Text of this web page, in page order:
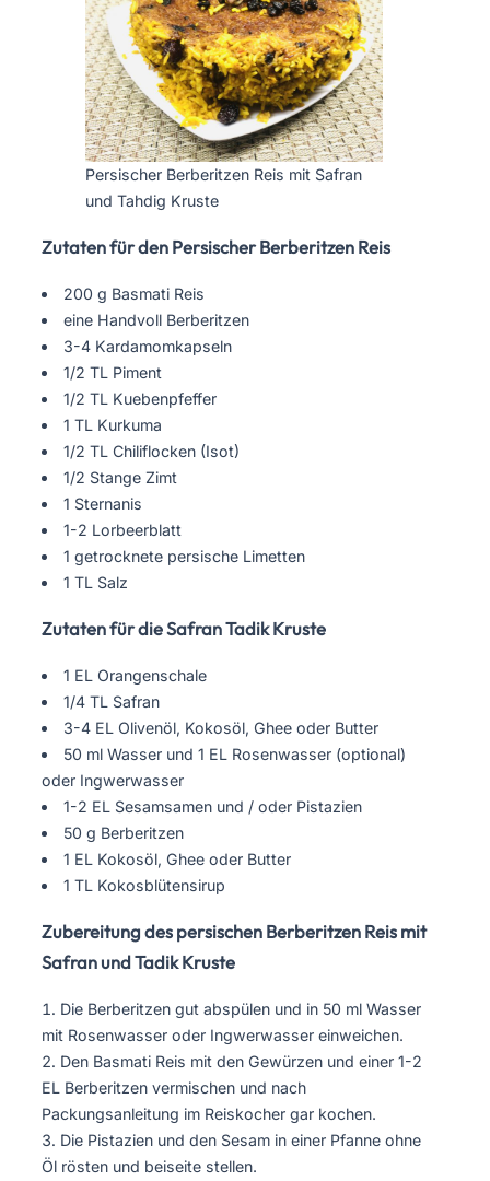
Persischer Berberitzen Reis mit Safran
und Tahdig Kruste
Zutaten für den Persischer Berberitzen Reis
200 g Basmati Reis
eine Handvoll Berberitzen
3-4 Kardamomkapseln
1/2 TL Piment
1/2 TL Kuebenpfeffer
1 TL Kurkuma
1/2 TL Chiliflocken (Isot)
1/2 Stange Zimt
1 Sternanis
1-2 Lorbeerblatt
1 getrocknete persische Limetten
1 TL Salz
Zutaten für die Safran Tadik Kruste
1 EL Orangenschale
1/4 TL Safran
3-4 EL Olivenöl, Kokosöl, Ghee oder Butter
50 ml Wasser und 1 EL Rosenwasser (optional)
oder Ingwerwasser
1-2 EL Sesamsamen und / oder Pistazien
50 g Berberitzen
1 EL Kokosöl, Ghee oder Butter
1 TL Kokosblütensirup
Zubereitung des persischen Berberitzen Reis mit
Safran und Tadik Kruste
Die Berberitzen gut abspülen und in 50 ml Wasser
mit Rosenwasser oder Ingwerwasser einweichen.
Den Basmati Reis mit den Gewürzen und einer 1-2
EL Berberitzen vermischen und nach
Packungsanleitung im Reiskocher gar kochen.
Die Pistazien und den Sesam in einer Pfanne ohne
Öl rösten und beiseite stellen.